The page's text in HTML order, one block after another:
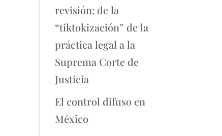
revisión: de la
“tiktokización” de la
práctica legal a la
Suprema Corte de
Justicia
El control difuso en
México